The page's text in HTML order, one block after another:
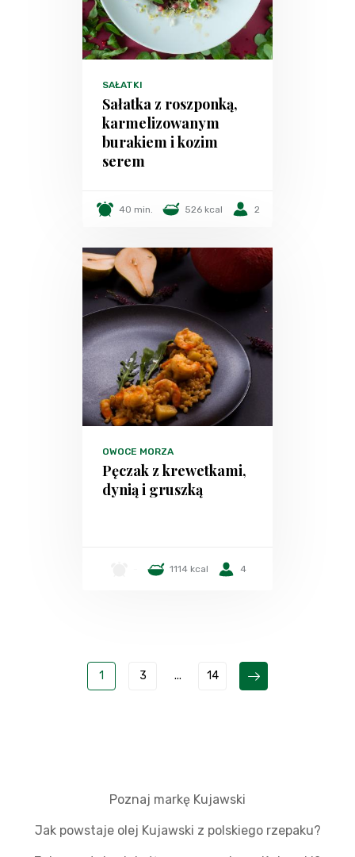
SAŁATKI
Sałatka z roszponką,
karmelizowanym
burakiem i kozim
serem
40 min. 526 kcal 2
OWOCE MORZA
Pęczak z krewetkami,
dynią i gruszką
1114 kcal 4
1 3 ... 14
Poznaj markę Kujawski
Jak powstaje olej Kujawski z polskiego rzepaku?